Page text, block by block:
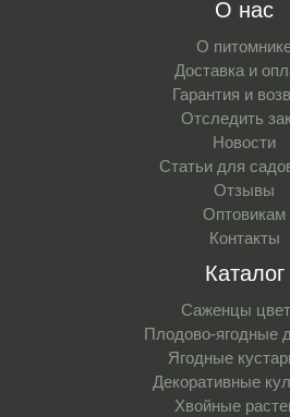
О нас
О
Доставка и
Гарантия и
Отследить
Новости
Статьи для
Отзывы
Оптовикам
Контакты
Каталог
Саженцы
Плодово-ягодные
Ягодные
Декоративные
Хвойные